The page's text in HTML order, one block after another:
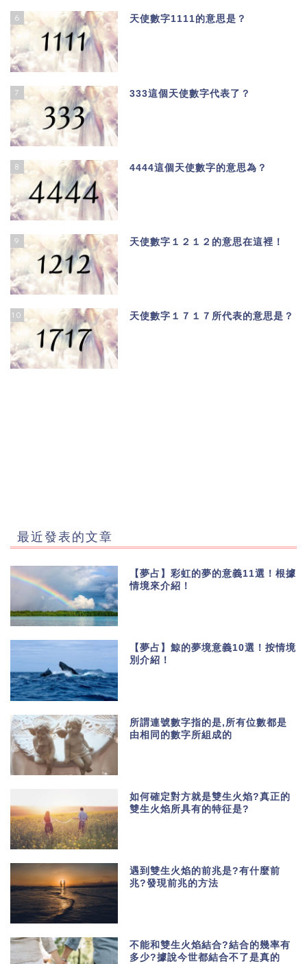
6 天使數字1111的意思是？
7 333這個天使數字代表了？
8 4444這個天使數字的意思為？
9 天使數字１２１２的意思在這裡！
10 天使數字１７１７所代表的意思是？
最近發表的文章
【夢占】彩虹的夢的意義11選！根據
情境來介紹！
【夢占】鯨的夢境意義10選！按情境
別介紹！
所謂連號數字指的是,所有位數都是
由相同的數字所組成的
如何確定對方就是雙生火焰?真正的
雙生火焰所具有的特征是?
遇到雙生火焰的前兆是?有什麼前
兆?發現前兆的方法
不能和雙生火焰結合?結合的幾率有
多少?據說今世都結合不了是真的